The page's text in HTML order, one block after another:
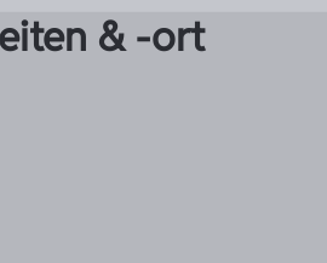
& -ort